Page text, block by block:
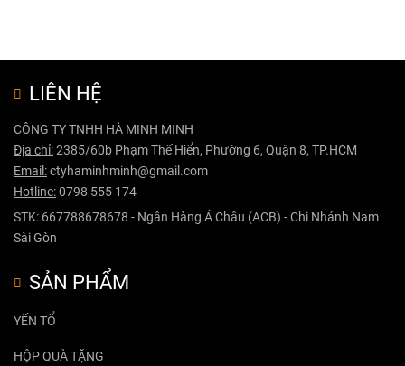
LIÊN HỆ
CÔNG TY TNHH HÀ MINH MINH
Địa chỉ:2385/60b Phạm Thế Hiển, Phường 6, Quận 8, TP.HCM
Email:ctyhaminhminh@gmail.com
Hotline:0798 555 174
STK: 667788678678 - Ngân Hàng Á Châu (ACB) - Chi Nhánh Nam
Sài Gòn
SẢN PHẨM
YẾN TỔ
HỘP QUÀ TẶNG